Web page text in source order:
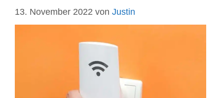
13. November 2022 von Justin